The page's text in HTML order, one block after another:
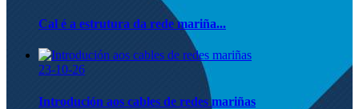
Cal é a estrutura da rede mariña...
23-10-26
Introdución aos cables de redes mariñas